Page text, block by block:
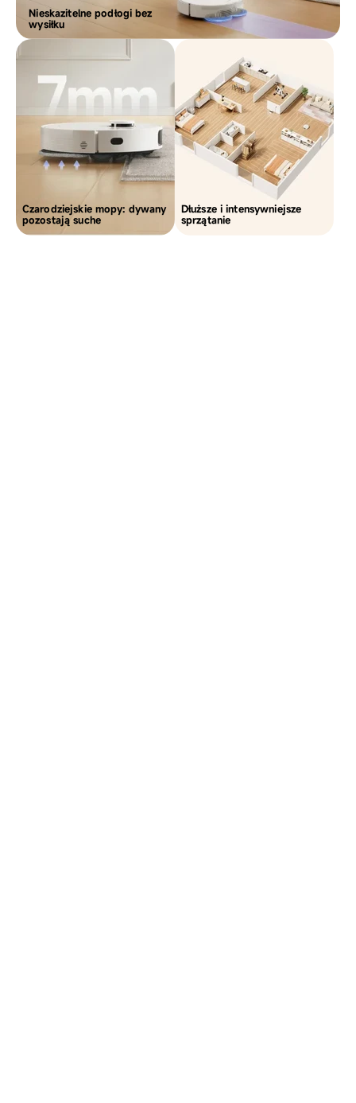
Nieskazitelne podłogi bez
wysiłku
Czarodziejskie mopy: dywany
pozostają suche
Dłuższe i intensywniejsze
sprzątanie